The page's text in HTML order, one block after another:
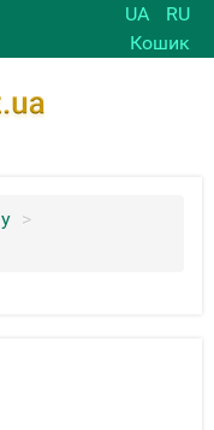
UA
RU
Кошик
>